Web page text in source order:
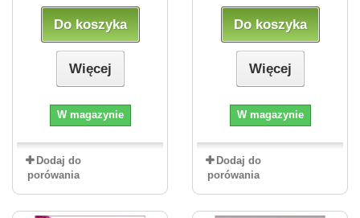
Do koszyka
Więcej
W magazynie
Dodaj do
porówania
Do koszyka
Więcej
W magazynie
Dodaj do
porówania